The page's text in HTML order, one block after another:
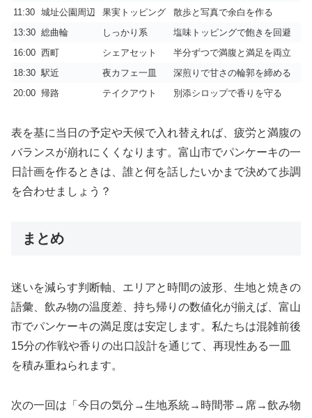
11:30 城址公園周辺 果実トッピング
散歩と写真で余白を作る
13:30 総曲輪 しっかり系
塩味トッピングで飽きを回避
16:00 西町 シェアセット
半分ずつで満腹と満足を両立
18:30 駅近 夜カフェ一皿
深煎りで甘さの輪郭を締める
20:00 帰路 テイクアウト 別添シロップで香りを守る
表を基に当日の予定や天候で入れ替えれば、疲労と満腹の
バランスが崩れにくくなります。富山市でパンケーキの一
日計画を作るときは、誰と何を話したいかまで決めて歩調
を合わせましょう？
まとめ
迷いを減らす判断軸、エリアと時間の波形、生地と焼きの
語彙、飲み物の温度差、持ち帰りの数値化が揃えば、富山
市でパンケーキの満足度は安定します。私たちは混雑前後
15分の作戦や香りの出口設計を通じて、再現性ある一皿
を積み重ねられます。
次の一回は「今日の気分→生地系統→時間帯→席→飲み物